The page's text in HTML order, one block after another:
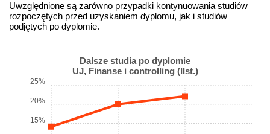
Uwzględnione są zarówno przypadki kontynuowania studiów
rozpoczętych przed uzyskaniem dyplomu, jak i studiów
podjętych po dyplomie.
Dalsze studia po dyplomie
UJ, Finanse i controlling (IIst.)
15%
20%
25%